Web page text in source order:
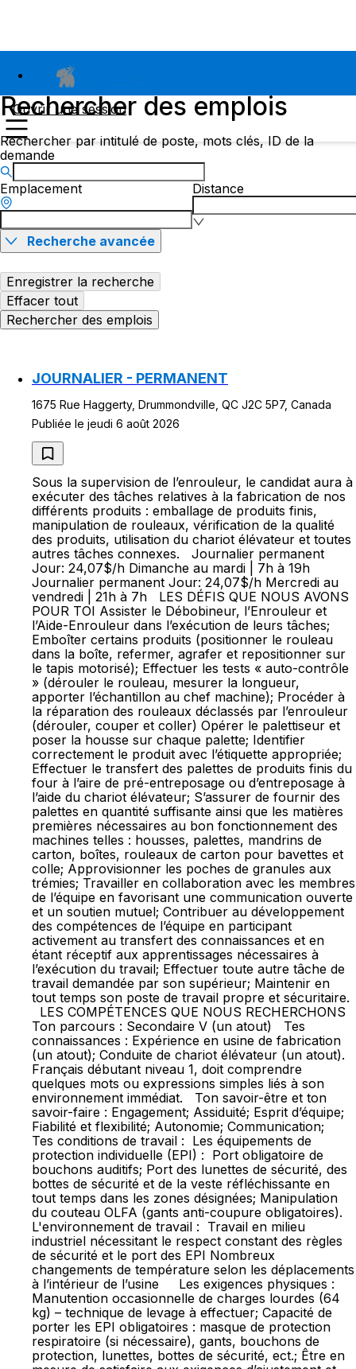
Ouvrir une session
Rechercher des emplois
Rechercher par intitulé de poste, mots clés, ID de la
demande
Emplacement Distance
Recherche avancée
Enregistrer la recherche
Effacer tout
Rechercher des emplois
JOURNALIER - PERMANENT
1675 Rue Haggerty, Drummondville, QC J2C 5P7, Canada
Publiée le jeudi 6 août 2026
Sous la supervision de l’enrouleur, le candidat aura à
exécuter des tâches relatives à la fabrication de nos
différents produits : emballage de produits finis,
manipulation de rouleaux, vérification de la qualité
des produits, utilisation du chariot élévateur et toutes
autres tâches connexes. Journalier permanent
Jour: 24,07$/h Dimanche au mardi | 7h à 19h
Journalier permanent Jour: 24,07$/h Mercredi au
vendredi | 21h à 7h LES DÉFIS QUE NOUS AVONS
POUR TOI Assister le Débobineur, l’Enrouleur et
l’Aide-Enrouleur dans l’exécution de leurs tâches;
Emboîter certains produits (positionner le rouleau
dans la boîte, refermer, agrafer et repositionner sur
le tapis motorisé); Effectuer les tests « auto-contrôle
» (dérouler le rouleau, mesurer la longueur,
apporter l’échantillon au chef machine); Procéder à
la réparation des rouleaux déclassés par l’enrouleur
(dérouler, couper et coller) Opérer le palettiseur et
poser la housse sur chaque palette; Identifier
correctement le produit avec l’étiquette appropriée;
Effectuer le transfert des palettes de produits finis du
four à l’aire de pré-entreposage ou d’entreposage à
l’aide du chariot élévateur; S’assurer de fournir des
palettes en quantité suffisante ainsi que les matières
premières nécessaires au bon fonctionnement des
machines telles : housses, palettes, mandrins de
carton, boîtes, rouleaux de carton pour bavettes et
colle; Approvisionner les poches de granules aux
trémies; Travailler en collaboration avec les membres
de l’équipe en favorisant une communication ouverte
et un soutien mutuel; Contribuer au développement
des compétences de l’équipe en participant
activement au transfert des connaissances et en
étant réceptif aux apprentissages nécessaires à
l’exécution du travail; Effectuer toute autre tâche de
travail demandée par son supérieur; Maintenir en
tout temps son poste de travail propre et sécuritaire.
LES COMPÉTENCES QUE NOUS RECHERCHONS
Ton parcours : Secondaire V (un atout) Tes
connaissances : Expérience en usine de fabrication
(un atout); Conduite de chariot élévateur (un atout).
Français débutant niveau 1, doit comprendre
quelques mots ou expressions simples liés à son
environnement immédiat. Ton savoir-être et ton
savoir-faire : Engagement; Assiduité; Esprit d’équipe;
Fiabilité et flexibilité; Autonomie; Communication;
Tes conditions de travail : Les équipements de
protection individuelle (EPI) : Port obligatoire de
bouchons auditifs; Port des lunettes de sécurité, des
bottes de sécurité et de la veste réfléchissante en
tout temps dans les zones désignées; Manipulation
du couteau OLFA (gants anti-coupure obligatoires).
L'environnement de travail : Travail en milieu
industriel nécessitant le respect constant des règles
de sécurité et le port des EPI Nombreux
changements de température selon les déplacements
à l’intérieur de l’usine Les exigences physiques :
Manutention occasionnelle de charges lourdes (64
kg) – technique de levage à effectuer; Capacité de
porter les EPI obligatoires : masque de protection
respiratoire (si nécessaire), gants, bouchons de
protection, lunettes, bottes de sécurité, ect.; Être en